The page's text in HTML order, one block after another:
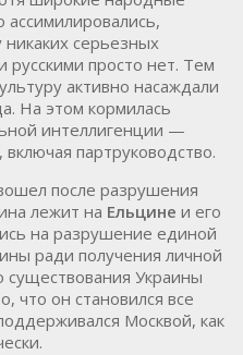
серьезных
просто нет. Тем
активно насаждали
На этом кормилась
интеллигенции —
партруководство.
после разрушения
лежит на Ельцине и его
на разрушение единой
ради получения личной
существования Украины
что он становился все
Москвой, как